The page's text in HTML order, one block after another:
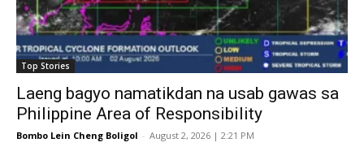
Top Stories
Laeng bagyo namatikdan na usab gawas sa
Philippine Area of Responsibility
Bombo Lein Cheng Boligol - August 2, 2026 | 2:21 PM